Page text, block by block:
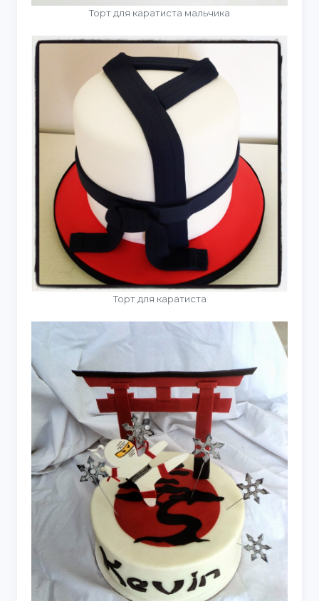
Торт для каратиста мальчика
Торт для каратиста